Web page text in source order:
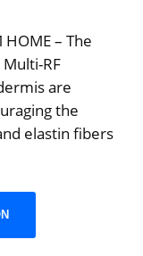
HOME – The
RF
are
the
elastin fibers